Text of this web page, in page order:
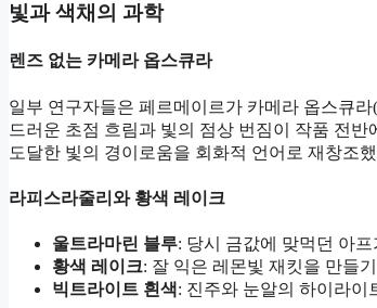
빛과 색채의 과학
렌즈 없는 카메라 옵스큐라
일부 연구자들은 페르메이르가 카메라 옵스큐
드러운 초점 흐림과 빛의 점상 번짐이 작품 전
도달한 빛의 경이로움을 회화적 언어로 재창조
라피스라줄리와 황색 레이크
울트라마린 블루: 당시 금값에 맞먹던 아
황색 레이크: 잘 익은 레몬빛 재킷을 만들
빅트라이트 흰색: 진주와 눈알의 하이라이